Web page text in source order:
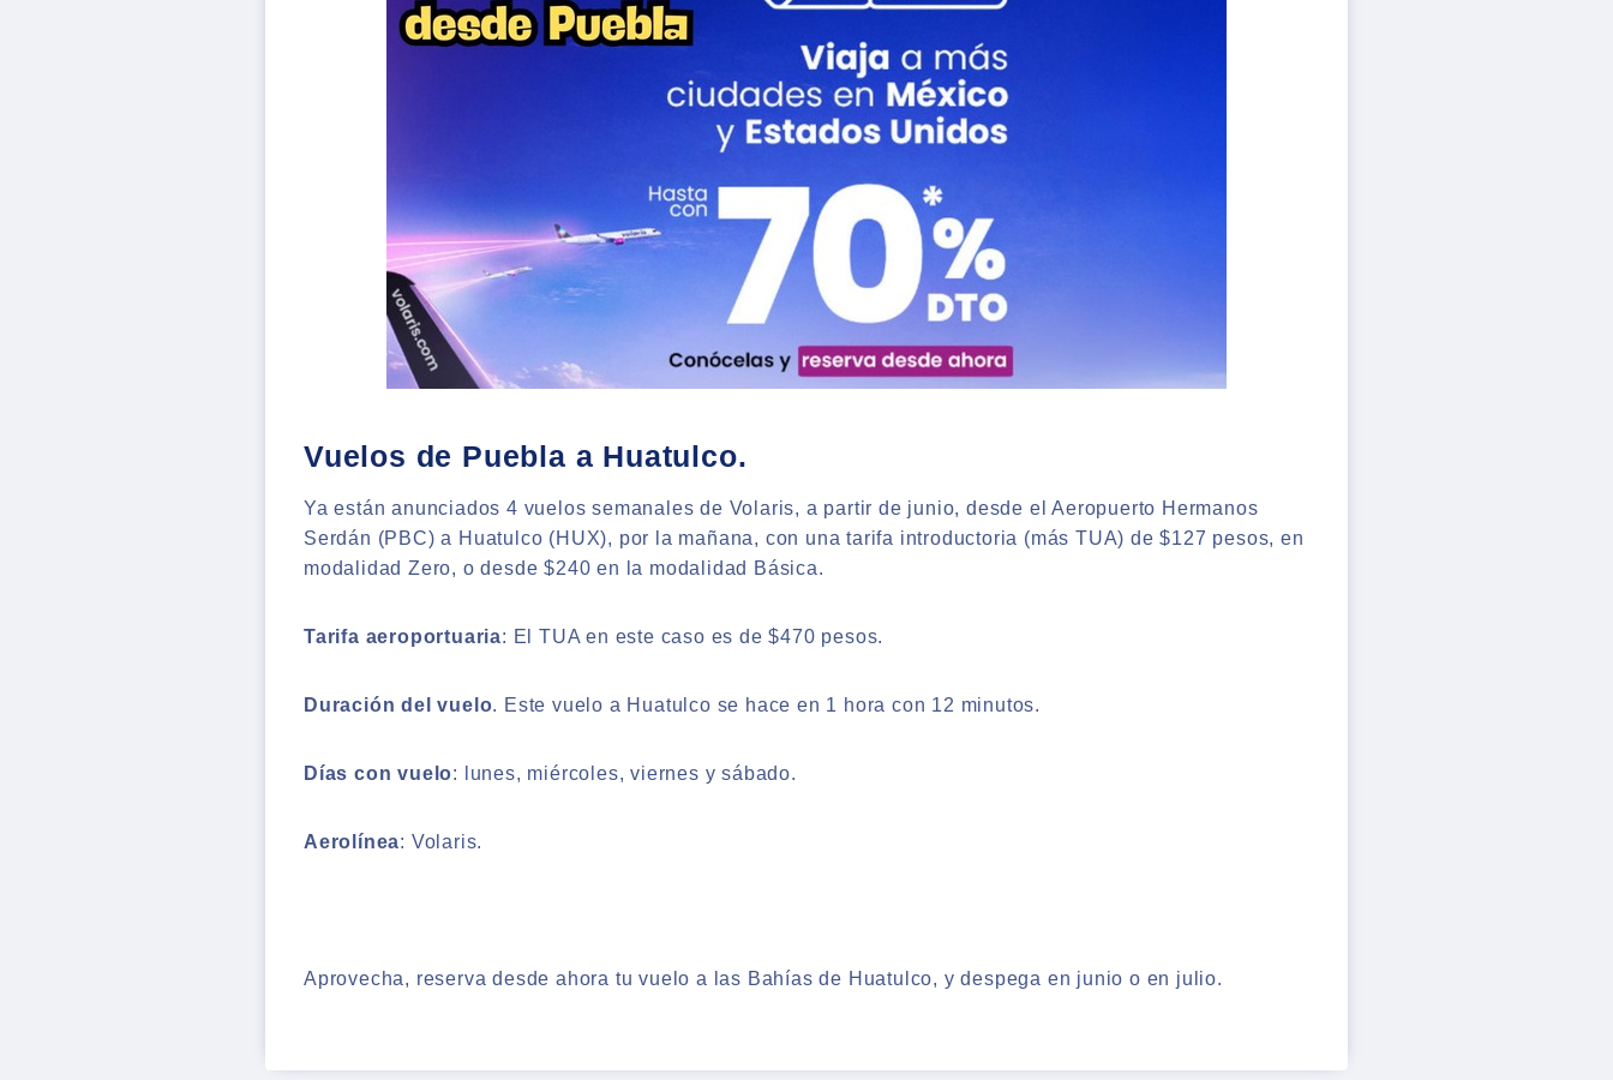
Vuelos de Puebla a Huatulco.
Ya están anunciados 4 vuelos semanales de Volaris, a partir de junio, desde el Aeropuerto Hermanos
Serdán (PBC) a Huatulco (HUX), por la mañana, con una tarifa introductoria (más TUA) de $127 pesos, en
modalidad Zero, o desde $240 en la modalidad Básica.
Tarifa aeroportuaria: El TUA en este caso es de $470 pesos.
Duración del vuelo. Este vuelo a Huatulco se hace en 1 hora con 12 minutos.
Días con vuelo: lunes, miércoles, viernes y sábado.
Aerolínea: Volaris.
Aprovecha, reserva desde ahora tu vuelo a las Bahías de Huatulco, y despega en junio o en julio.